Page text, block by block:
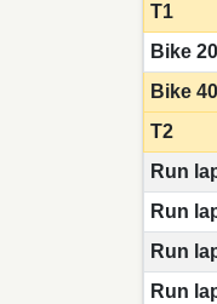
T1
Bike
Bike
T2
Run
Run
Run
Run